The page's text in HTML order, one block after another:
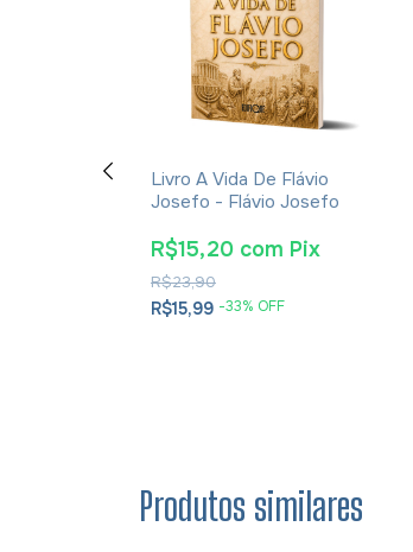
Livro A Vida De Flávio
Josefo - Flávio Josefo
R$15,99 -33% OFF
R$23,90
R$15,20 com Pix
Produtos similares